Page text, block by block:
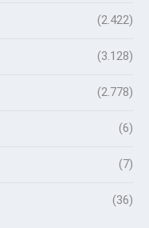
(2.422)
(3.128)
(2.778)
(6)
(7)
(36)